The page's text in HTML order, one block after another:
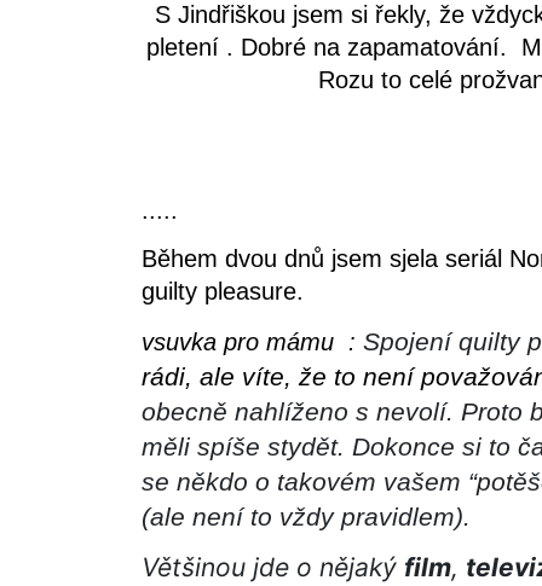
S Jindřiškou jsem si řekly, že
pletení . Dobré na zapamatování.
Rozu to celé
.....
Během dvou dnů jsem sjela seriál
guilty pleasure.
vsuvka pro mámu : Spojení quilty
rádi, ale víte, že to není
obecně nahlíženo s nevolí. Proto
měli spíše stydět. Dokonce si to
se někdo o takovém vašem
(ale není to vždy pravidlem).
Většinou jde o nějaký film,